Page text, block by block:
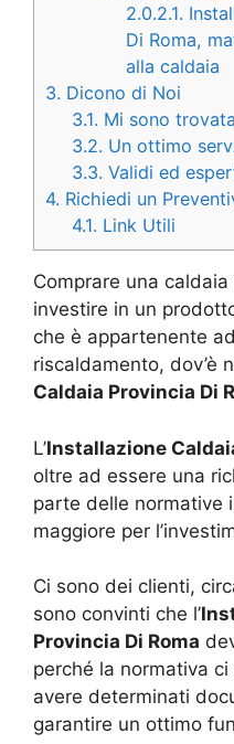
2.0.2.1.
Di Roma,
alla caldaia
3. Dicono di Noi
3.1. Mi sono
3.2. Un ottimo
3.3. Validi ed
4. Richiedi un
4.1. Link Utili
Comprare una
investire in un
che è appartenente
riscaldamento, dov’è
Caldaia Provincia Di
L’Installazione
oltre ad essere una
parte delle normative
maggiore per
Ci sono dei clienti,
sono convinti che l’
Provincia Di Roma
perché la normativa
avere determinati
garantire un ottimo